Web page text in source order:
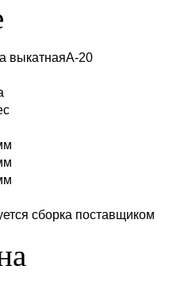
выкатнаяА-20
сборка поставщиком